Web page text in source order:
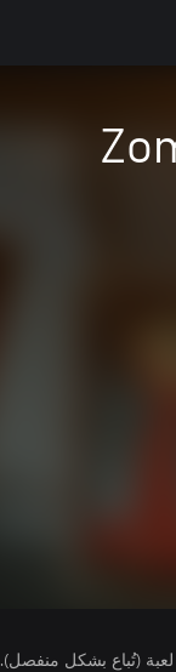
(تُباع بشكل منفصل).